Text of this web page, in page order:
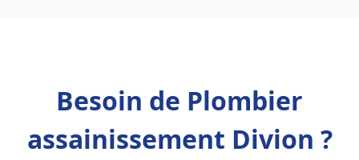
Besoin de Plombier
assainissement Divion ?